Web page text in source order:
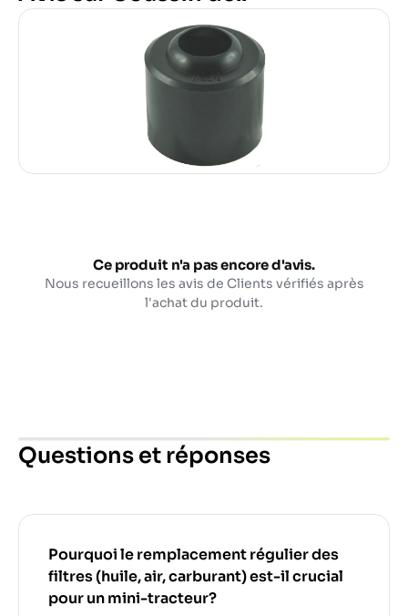
Ce produit n'a pas encore d'avis.
Nous recueillons les avis de Clients vérifiés après
l'achat du produit.
Questions et réponses
Pourquoi le remplacement régulier des
filtres (huile, air, carburant) est-il crucial
pour un mini-tracteur?